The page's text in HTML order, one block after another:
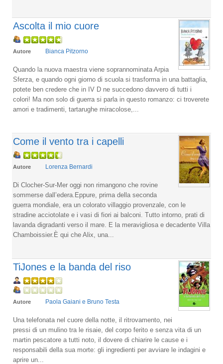
Ascolta il mio cuore
Autore Bianca Pitzorno
Quando la nuova maestra viene soprannominata Arpia
Sferza, e quando ogni giorno di scuola si trasforma in una battaglia,
potete ben credere che in IV D ne succedono davvero di tutti i
colori! Ma non solo di guerra si parla in questo romanzo: ci troverete
amori e tradimenti, tartarughe miracolose,...
Come il vento tra i capelli
Autore Lorenza Bernardi
Di Clocher-Sur-Mer oggi non rimangono che rovine
sommerse dall’edera.Eppure, prima della seconda
guerra mondiale, era un colorato villaggio provenzale, con le
stradine acciotolate e i vasi di fiori ai balconi. Tutto intorno, prati di
lavanda digradanti verso il mare. E la meravigliosa e decadente Villa
Chamboissier.È qui che Alix, una...
TiJones e la banda del riso
Autore Paola Gaiani e Bruno Testa
Una telefonata nel cuore della notte, il ritrovamento, nei
pressi di un mulino tra le risaie, del corpo ferito e senza vita di un
martin pescatore a tutti noto, il dovere di chiarire le cause e i
responsabili della sua morte: gli ingredienti per avviare le indagini e
aprire un...